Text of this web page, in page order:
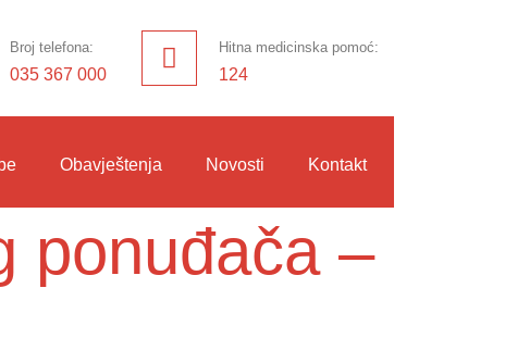
Broj telefona:
035 367 000
Hitna medicinska pomoć:
124
Obavještenja Novosti Kontakt
ponuđača –